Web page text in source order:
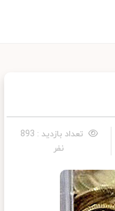
تعداد بازدید : 893
نفر